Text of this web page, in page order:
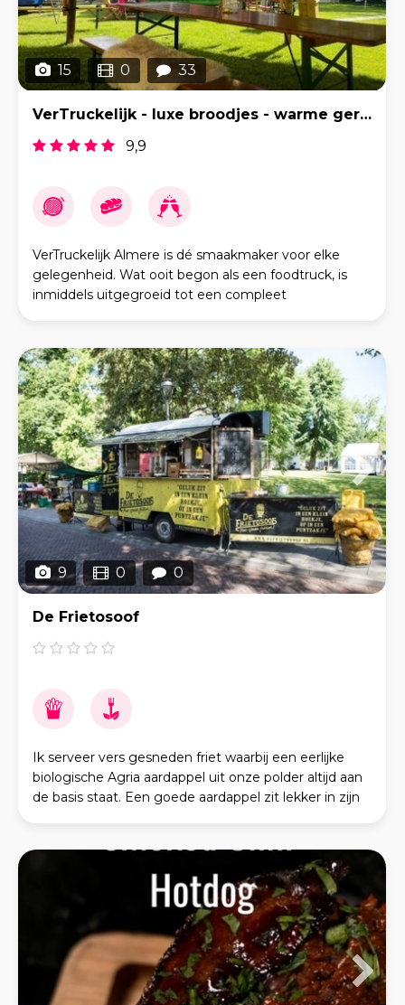
15 0 33
VerTruckelijk - luxe broodjes - warme gerechten - echt alles!!
9,9
VerTruckelijk Almere is dé smaakmaker voor elke
gelegenheid. Wat ooit begon als een foodtruck, is
inmiddels uitgegroeid tot een compleet
9 0 0
De Frietosoof
Ik serveer vers gesneden friet waarbij een eerlijke
biologische Agria aardappel uit onze polder altijd aan
de basis staat. Een goede aardappel zit lekker in zijn